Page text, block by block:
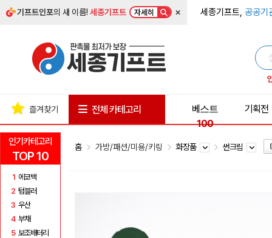
기프트인포의 새 이름!세종기프트 자세히 × 세종기프트, 공공기
인기카테고리
TOP 10
1 에코백
2 텀블러
3 우산
4 부채
5 보조배터리
즐겨찾기 전체 카테고리
베스트
100
기획전
홈 가방/패션/미용/키링 화장품 썬크림